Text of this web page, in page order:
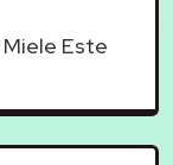
Este